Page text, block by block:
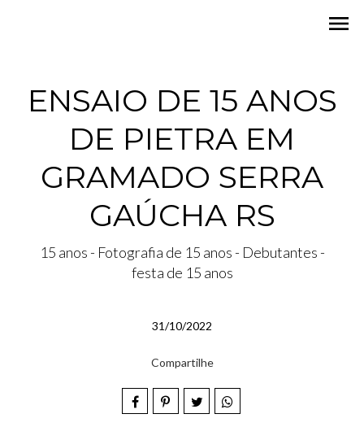
menu
ENSAIO DE 15 ANOS
DE PIETRA EM
GRAMADO SERRA
GAÚCHA RS
15 anos - Fotografia de 15 anos - Debutantes -
festa de 15 anos
31/10/2022
Compartilhe